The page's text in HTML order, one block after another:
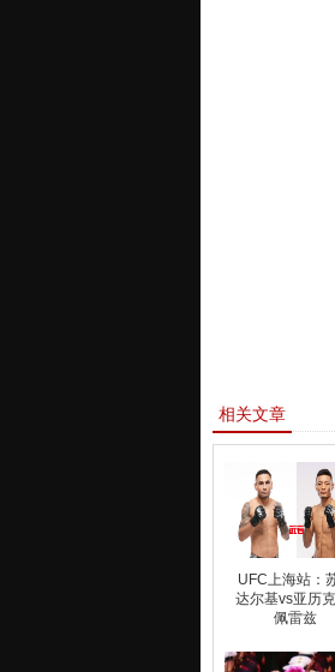
相关文章
UFC上海站：
达尔基vs亚历
佩雷兹